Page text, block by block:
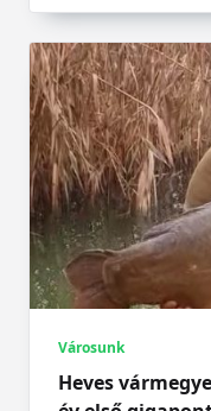
Városunk
Heves